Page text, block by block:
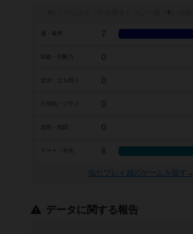
※
7
戦略・判断力 0
0
0
0
アート・外見 8
似たプレイ感のゲームを探す→
データに関する報告